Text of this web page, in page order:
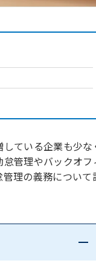
ている企業も少な
管理やバックオフ
理の義務について